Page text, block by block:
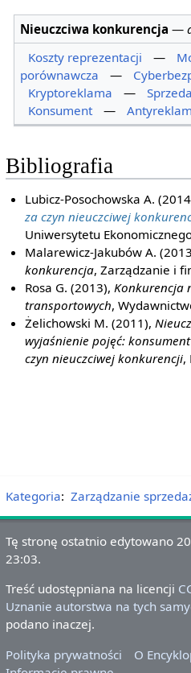
Nieuczciwa konkurencja —
Koszty reprezentacji
—
porównawcza
—
Kryptoreklama
—
Konsument
—
Bibliografia
Lubicz-Posochowska A.
za czyn nieuczciwej
Uniwersytetu
Malarewicz-Jakubów A.
konkurencja, Zarządzanie i
Rosa G. (2013),Konkurencja
transportowych,
Żelichowski M. (2011),
wyjaśnienie pojęć:
czyn nieuczciwej konkurencji,
Kategoria: Zarządzanie
Tę stronę ostatnio edytowano
23:03.
Treść udostępniana na licencji
Uznanie autorstwa na tych
podano inaczej.
Polityka prywatności
O